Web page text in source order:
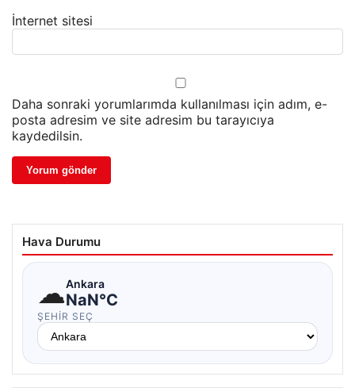
İnternet sitesi
Daha sonraki yorumlarımda kullanılması için adım, e-
posta adresim ve site adresim bu tarayıcıya
kaydedilsin.
Hava Durumu
☁Ankara
NaN°C
ŞEHIR SEÇ